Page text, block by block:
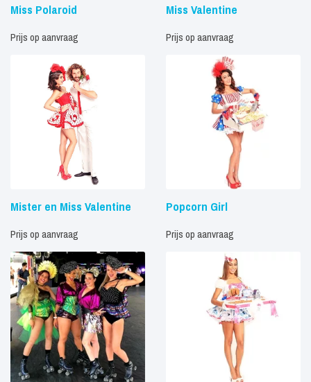
Miss Polaroid
Prijs op aanvraag
Miss Valentine
Prijs op aanvraag
Mister en Miss Valentine
Prijs op aanvraag
Popcorn Girl
Prijs op aanvraag